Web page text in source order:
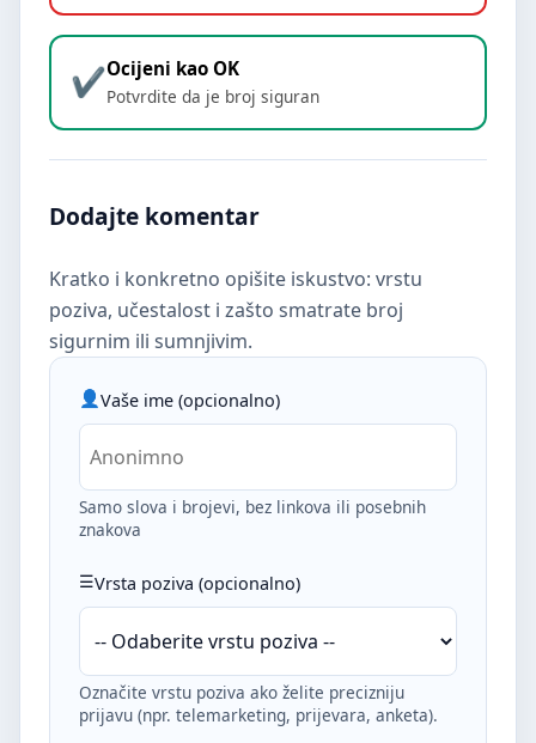
Ocijeni kao OK
Potvrdite da je broj siguran
Dodajte komentar
Kratko i konkretno opišite iskustvo: vrstu
poziva, učestalost i zašto smatrate broj
sigurnim ili sumnjivim.
Vaše ime (opcionalno)
Samo slova i brojevi, bez linkova ili posebnih
znakova
Vrsta poziva (opcionalno)
Označite vrstu poziva ako želite precizniju
prijavu (npr. telemarketing, prijevara, anketa).